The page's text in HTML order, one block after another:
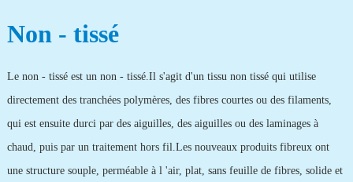
Non - tissé
Le non - tissé est un non - tissé.Il s'agit d'un tissu non tissé qui utilise
directement des tranchées polymères, des fibres courtes ou des filaments,
qui est ensuite durci par des aiguilles, des aiguilles ou des laminages à
chaud, puis par un traitement hors fil.Les nouveaux produits fibreux ont
une structure souple, perméable à l 'air, plat, sans feuille de fibres, solide et